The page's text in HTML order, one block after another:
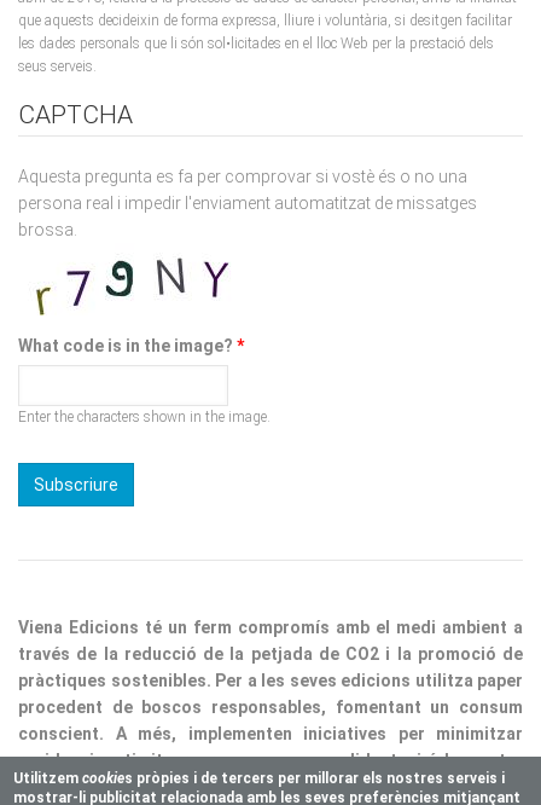
les dades personals que li són sol•licitades en el lloc Web per la prestació dels
seus serveis.
persona real i impedir l'enviament automatitzat de missatges
brossa.
What code is in the image?
través de la reducció de la petjada de CO2 i la promoció de
pràctiques sostenibles. Per a les seves edicions utilitza paper
procedent de boscos responsables, fomentant un consum
conscient. A més, implementen iniciatives per minimitzar
residus i optimitzar processos, consolidant així la nostra
responsabilitat ecològica.
Copyright © 2025 Vienaeditorial.com. All rights reserved
Utilitzemcookies pròpies i de tercers per millorar els nostres serveis i
mostrar-li publicitat relacionada amb les seves preferències mitjançant